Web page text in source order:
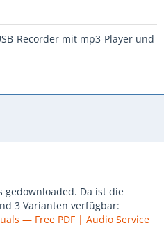
Recorder mit mp3-Player und
gedownloaded. Da ist die
3 Varianten verfügbar:
— Free PDF | Audio Service